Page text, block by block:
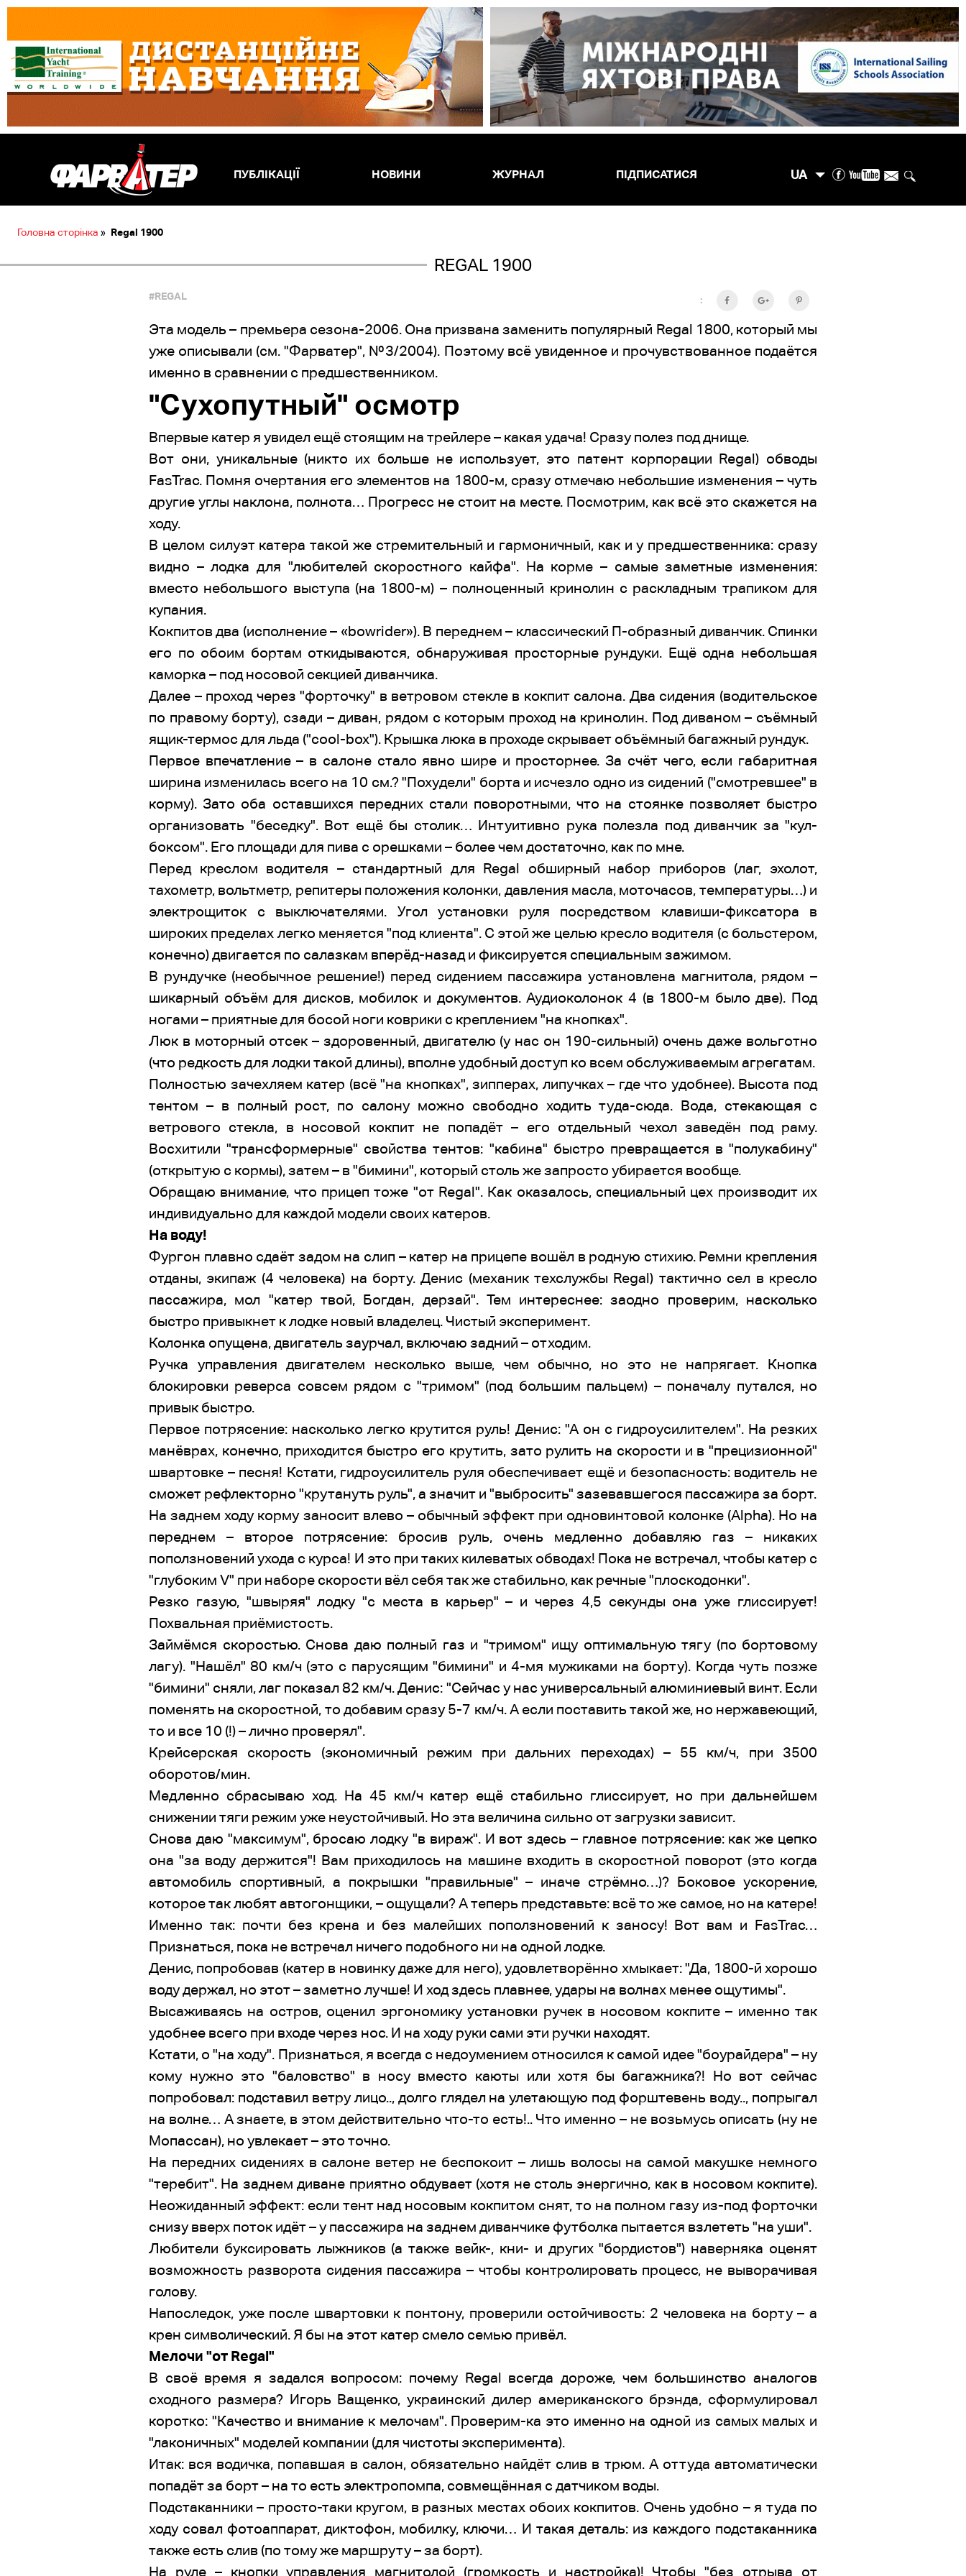
ПУБЛІКАЦІЇ НОВИНИ ЖУРНАЛ ПІДПИСАТИСЯ UA
Головна сторінка » Regal 1900
REGAL 1900
#REGAL :
Эта модель – премьера сезона-2006. Она призвана заменить популярный Regal 1800, который мы
уже описывали (см. "Фарватер", №3/2004). Поэтому всё увиденное и прочувствованное подаётся
именно в сравнении с предшественником.
"Сухопутный" осмотр
Впервые катер я увидел ещё стоящим на трейлере – какая удача! Сразу полез под днище.
Вот они, уникальные (никто их больше не использует, это патент корпорации Regal) обводы
FasTrac. Помня очертания его элементов на 1800-м, сразу отмечаю небольшие изменения – чуть
другие углы наклона, полнота… Прогресс не стоит на месте. Посмотрим, как всё это скажется на
ходу.
В целом силуэт катера такой же стремительный и гармоничный, как и у предшественника: сразу
видно – лодка для "любителей скоростного кайфа". На корме – самые заметные изменения:
вместо небольшого выступа (на 1800-м) – полноценный кринолин с раскладным трапиком для
купания.
Кокпитов два (исполнение – «bowrider»). В переднем – классический П-образный диванчик. Спинки
его по обоим бортам откидываются, обнаруживая просторные рундуки. Ещё одна небольшая
каморка – под носовой секцией диванчика.
Далее – проход через "форточку" в ветровом стекле в кокпит салона. Два сидения (водительское
по правому борту), сзади – диван, рядом с которым проход на кринолин. Под диваном – съёмный
ящик-термос для льда ("cool-box"). Крышка люка в проходе скрывает объёмный багажный рундук.
Первое впечатление – в салоне стало явно шире и просторнее. За счёт чего, если габаритная
ширина изменилась всего на 10 см.? "Похудели" борта и исчезло одно из сидений ("смотревшее" в
корму). Зато оба оставшихся передних стали поворотными, что на стоянке позволяет быстро
организовать "беседку". Вот ещё бы столик… Интуитивно рука полезла под диванчик за "кул-
боксом". Его площади для пива с орешками – более чем достаточно, как по мне.
Перед креслом водителя – стандартный для Regal обширный набор приборов (лаг, эхолот,
тахометр, вольтметр, репитеры положения колонки, давления масла, моточасов, температуры…) и
электрощиток с выключателями. Угол установки руля посредством клавиши-фиксатора в
широких пределах легко меняется "под клиента". С этой же целью кресло водителя (с больстером,
конечно) двигается по салазкам вперёд-назад и фиксируется специальным зажимом.
В рундучке (необычное решение!) перед сидением пассажира установлена магнитола, рядом –
шикарный объём для дисков, мобилок и документов. Аудиоколонок 4 (в 1800-м было две). Под
ногами – приятные для босой ноги коврики с креплением "на кнопках".
Люк в моторный отсек – здоровенный, двигателю (у нас он 190-сильный) очень даже вольготно
(что редкость для лодки такой длины), вполне удобный доступ ко всем обслуживаемым агрегатам.
Полностью зачехляем катер (всё "на кнопках", зипперах, липучках – где что удобнее). Высота под
тентом – в полный рост, по салону можно свободно ходить туда-сюда. Вода, стекающая с
ветрового стекла, в носовой кокпит не попадёт – его отдельный чехол заведён под раму.
Восхитили "трансформерные" свойства тентов: "кабина" быстро превращается в "полукабину"
(открытую с кормы), затем – в "бимини", который столь же запросто убирается вообще.
Обращаю внимание, что прицеп тоже "от Regal". Как оказалось, специальный цех производит их
индивидуально для каждой модели своих катеров.
На воду!
Фургон плавно сдаёт задом на слип – катер на прицепе вошёл в родную стихию. Ремни крепления
отданы, экипаж (4 человека) на борту. Денис (механик техслужбы Regal) тактично сел в кресло
пассажира, мол "катер твой, Богдан, дерзай". Тем интереснее: заодно проверим, насколько
быстро привыкнет к лодке новый владелец. Чистый эксперимент.
Колонка опущена, двигатель заурчал, включаю задний – отходим.
Ручка управления двигателем несколько выше, чем обычно, но это не напрягает. Кнопка
блокировки реверса совсем рядом с "тримом" (под большим пальцем) – поначалу путался, но
привык быстро.
Первое потрясение: насколько легко крутится руль! Денис: "А он с гидроусилителем". На резких
манёврах, конечно, приходится быстро его крутить, зато рулить на скорости и в "прецизионной"
швартовке – песня! Кстати, гидроусилитель руля обеспечивает ещё и безопасность: водитель не
сможет рефлекторно "крутануть руль", а значит и "выбросить" зазевавшегося пассажира за борт.
На заднем ходу корму заносит влево – обычный эффект при одновинтовой колонке (Alpha). Но на
переднем – второе потрясение: бросив руль, очень медленно добавляю газ – никаких
поползновений ухода с курса! И это при таких килеватых обводах! Пока не встречал, чтобы катер с
"глубоким V" при наборе скорости вёл себя так же стабильно, как речные "плоскодонки".
Резко газую, "швыряя" лодку "с места в карьер" – и через 4,5 секунды она уже глиссирует!
Похвальная приёмистость.
Займёмся скоростью. Снова даю полный газ и "тримом" ищу оптимальную тягу (по бортовому
лагу). "Нашёл" 80 км/ч (это с парусящим "бимини" и 4-мя мужиками на борту). Когда чуть позже
"бимини" сняли, лаг показал 82 км/ч. Денис: "Сейчас у нас универсальный алюминиевый винт. Если
поменять на скоростной, то добавим сразу 5-7 км/ч. А если поставить такой же, но нержавеющий,
то и все 10 (!) – лично проверял".
Крейсерская скорость (экономичный режим при дальних переходах) – 55 км/ч, при 3500
оборотов/мин.
Медленно сбрасываю ход. На 45 км/ч катер ещё стабильно глиссирует, но при дальнейшем
снижении тяги режим уже неустойчивый. Но эта величина сильно от загрузки зависит.
Снова даю "максимум", бросаю лодку "в вираж". И вот здесь – главное потрясение: как же цепко
она "за воду держится"! Вам приходилось на машине входить в скоростной поворот (это когда
автомобиль спортивный, а покрышки "правильные" – иначе стрёмно…)? Боковое ускорение,
которое так любят автогонщики, – ощущали? А теперь представьте: всё то же самое, но на катере!
Именно так: почти без крена и без малейших поползновений к заносу! Вот вам и FasTrac…
Признаться, пока не встречал ничего подобного ни на одной лодке.
Денис, попробовав (катер в новинку даже для него), удовлетворённо хмыкает: "Да, 1800-й хорошо
воду держал, но этот – заметно лучше! И ход здесь плавнее, удары на волнах менее ощутимы".
Высаживаясь на остров, оценил эргономику установки ручек в носовом кокпите – именно так
удобнее всего при входе через нос. И на ходу руки сами эти ручки находят.
Кстати, о "на ходу". Признаться, я всегда с недоумением относился к самой идее "боурайдера" – ну
кому нужно это "баловство" в носу вместо каюты или хотя бы багажника?! Но вот сейчас
попробовал: подставил ветру лицо.., долго глядел на улетающую под форштевень воду.., попрыгал
на волне… А знаете, в этом действительно что-то есть!.. Что именно – не возьмусь описать (ну не
Мопассан), но увлекает – это точно.
На передних сидениях в салоне ветер не беспокоит – лишь волосы на самой макушке немного
"теребит". На заднем диване приятно обдувает (хотя не столь энергично, как в носовом кокпите).
Неожиданный эффект: если тент над носовым кокпитом снят, то на полном газу из-под форточки
снизу вверх поток идёт – у пассажира на заднем диванчике футболка пытается взлететь "на уши".
Любители буксировать лыжников (а также вейк-, кни- и других "бордистов") наверняка оценят
возможность разворота сидения пассажира – чтобы контролировать процесс, не выворачивая
голову.
Напоследок, уже после швартовки к понтону, проверили остойчивость: 2 человека на борту – а
крен символический. Я бы на этот катер смело семью привёл.
Мелочи "от Regal"
В своё время я задался вопросом: почему Regal всегда дороже, чем большинство аналогов
сходного размера? Игорь Ващенко, украинский дилер американского брэнда, сформулировал
коротко: "Качество и внимание к мелочам". Проверим-ка это именно на одной из самых малых и
"лаконичных" моделей компании (для чистоты эксперимента).
Итак: вся водичка, попавшая в салон, обязательно найдёт слив в трюм. А оттуда автоматически
попадёт за борт – на то есть электропомпа, совмещённая с датчиком воды.
Подстаканники – просто-таки кругом, в разных местах обоих кокпитов. Очень удобно – я туда по
ходу совал фотоаппарат, диктофон, мобилку, ключи… И такая деталь: из каждого подстаканника
также есть слив (по тому же маршруту – за борт).
На руле – кнопки управления магнитолой (громкость и настройка)! Чтобы "без отрыва от